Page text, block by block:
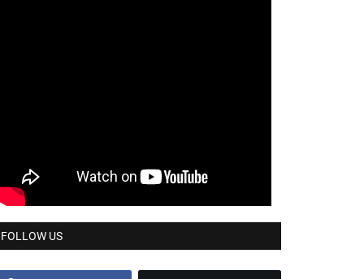
FOLLOW US